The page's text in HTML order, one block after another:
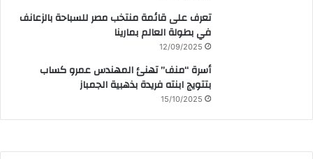
تعرف على قائمة منتخب مصر للسباحة بالزعانف
في بطولة العالم بمارينا
12/09/2025
أسرة “منف” تهنئ المهندس عمرو كساب
بتتويج ابنته فريدة بذهبية الجمباز
15/10/2025